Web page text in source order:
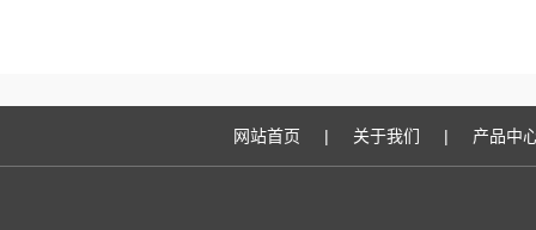
网站首页 | 关于我们 | 产品中